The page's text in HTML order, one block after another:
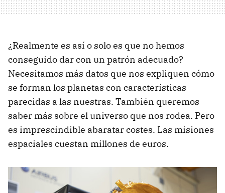
¿Realmente es así o solo es que no hemos
conseguido dar con un patrón adecuado?
Necesitamos más datos que nos expliquen cómo
se forman los planetas con características
parecidas a las nuestras. También queremos
saber más sobre el universo que nos rodea. Pero
es imprescindible abaratar costes. Las misiones
espaciales cuestan millones de euros.